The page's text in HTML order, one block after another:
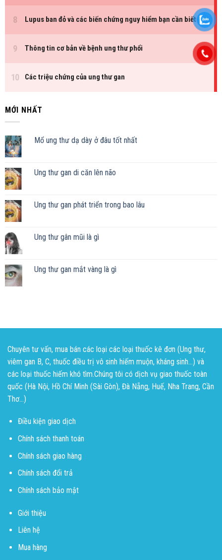
MỚI NHẤT
Mổ ung thư dạ dày ở đâu tốt nhất
Ung thư gan di căn lên não
Ung thư gan phát triển trong bao lâu
Ung thư gân mũi là gì
Ung thư gan mắt vàng là gì
Chuyên tư vấn, mua bán các loại các loại thuốc kê đơn (Ung thư,
viêm gan B, C, thuốc điều trị vô sinh hiếm muộn, kháng sinh...) và
các loại thuốc hiếm khó tìm.Chúng tôi có dịch vụ giao thuốc toàn
quốc (Hà Nội, Hồ Chí Minh (Sài Gòn), Đà Nẵng, Huế, Nha Trang, Cần
Thơ...)
Điều kiện giao dịch
Chính sách thanh toán
Chính sách giao hàng
Chính sách đổi trả
Chính sách bảo mật
Giới thiệu
Liên hệ
Mua hàng